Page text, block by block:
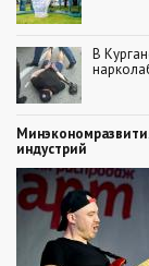
В
индустрий